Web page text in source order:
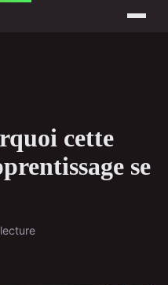
cette
se